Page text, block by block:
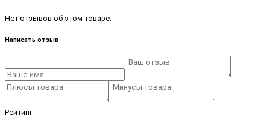
Нет отзывов об этом товаре.
Написать отзыв
Рейтинг